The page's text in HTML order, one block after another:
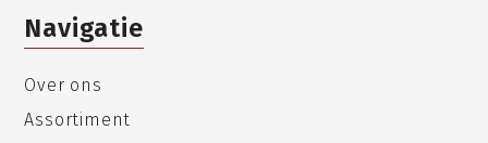
Navigatie
Over ons
Assortiment